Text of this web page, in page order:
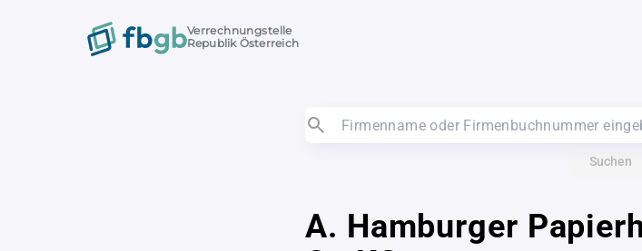
Verrechnungstelle
Republik Österreich
Suchen
A. Hamburger